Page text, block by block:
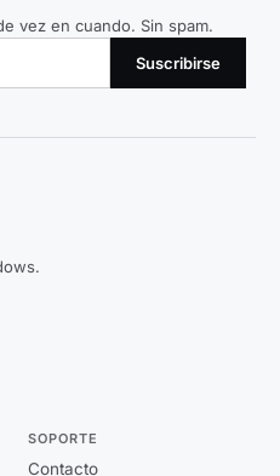
vez en cuando. Sin spam.
Suscribirse
SOPORTE
Contacto